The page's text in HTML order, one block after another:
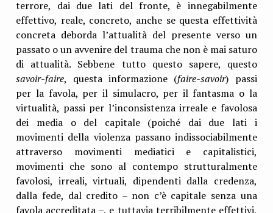
terrore, dai due lati del fronte, è innegabilmente
effettivo, reale, concreto, anche se questa effettività
concreta deborda l’attualità del presente verso un
passato o un avvenire del trauma che non è mai saturo
di attualità. Sebbene tutto questo sapere, questo
savoir-faire, questa informazione (faire-savoir) passi
per la favola, per il simulacro, per il fantasma o la
virtualità, passi per l’inconsistenza irreale e favolosa
dei media o del capitale (poiché dai due lati i
movimenti della violenza passano indissociabilmente
attraverso movimenti mediatici e capitalistici,
movimenti che sono al contempo strutturalmente
favolosi, irreali, virtuali, dipendenti dalla credenza,
dalla fede, dal credito – non c’è capitale senza una
favola accreditata –, e tuttavia terribilmente effettivi,